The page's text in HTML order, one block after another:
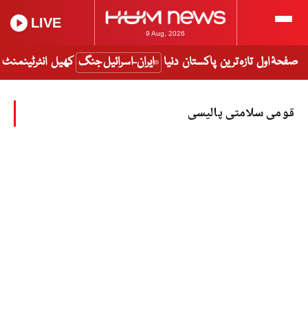
9 Aug, 2026
LIVE
صفحۂ اول تازہ ترین پاکستان دنیا ایران-اسرائیل جنگ کھیل انٹرٹینمنٹ
قومی سلامتی پالیسی